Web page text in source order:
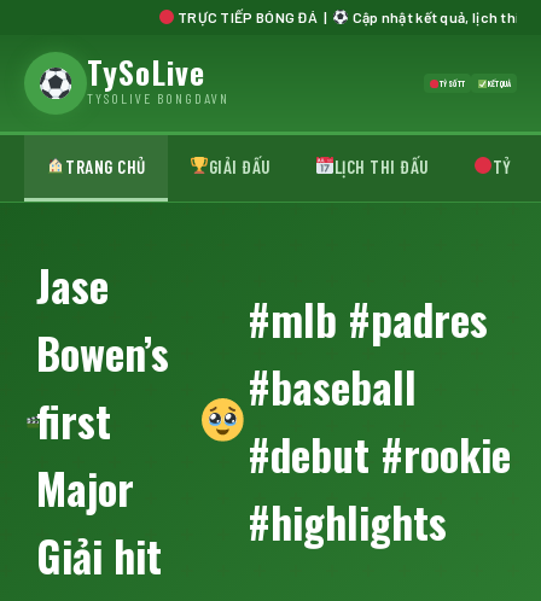
TRỰC TIẾP BÓNG ĐÁ | Cập nhật kết quả, lịch thi đấu,
TySoLive
TYSOLIVE BONGDAVN
TỶ SỐ TT KẾT QUẢ
TRANG CHỦ GIẢI ĐẤU LỊCH THI ĐẤU TỶ SỐ
Jase
Bowen’s
first
Major
Giải hit
#mlb #padres
#baseball
#debut #rookie
#highlights